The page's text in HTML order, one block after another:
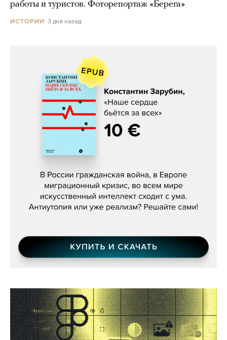
работы и туристов. Фоторепортаж «Берега»
ИСТОРИИ 3 дня назад
Константин Зарубин, «Наше сердце